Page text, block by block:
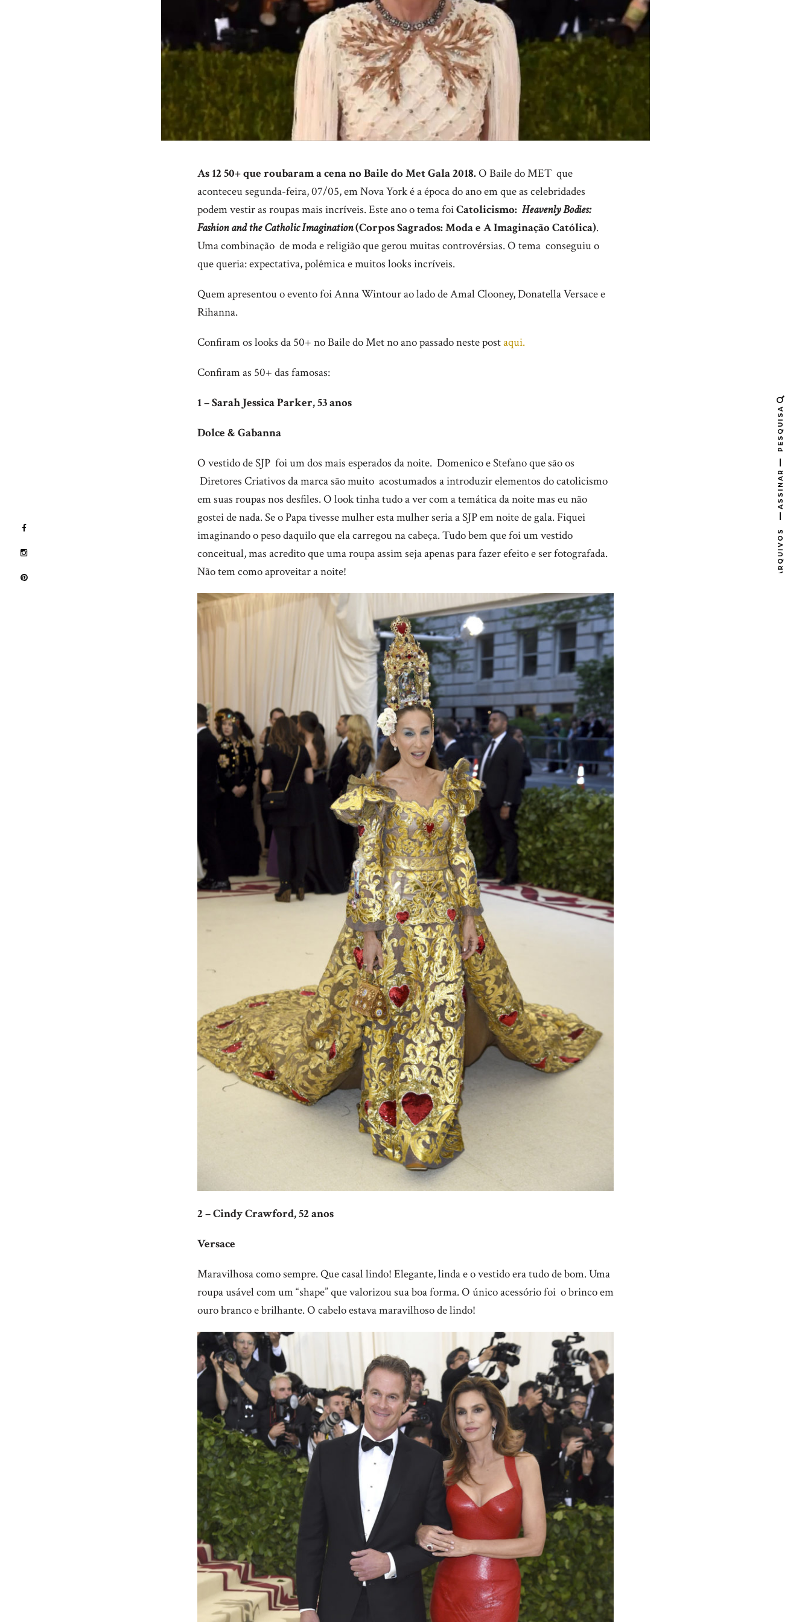
As 12 50+ que roubaram a cena no Baile do Met Gala 2018.O Baile do MET que
aconteceu segunda-feira, 07/05, em Nova York é a época do ano em que as celebridades
podem vestir as roupas mais incríveis. Este ano o tema foiCatolicismo: Heavenly Bodies:
Fashion and the Catholic Imagination(Corpos Sagrados: Moda e A Imaginação Católica).
Uma combinação de moda e religião que gerou muitas controvérsias. O tema conseguiu o
que queria: expectativa, polêmica e muitos looks incríveis.
Quem apresentou o evento foi Anna Wintour ao lado de Amal Clooney, Donatella Versace e
Rihanna.
Confiram os looks da 50+ no Baile do Met no ano passado neste postaqui.
Confiram as 50+ das famosas:
1 – Sarah Jessica Parker, 53 anos
Dolce & Gabanna
O vestido de SJP foi um dos mais esperados da noite. Domenico e Stefano que são os
Diretores Criativos da marca são muito acostumados a introduzir elementos do catolicismo
em suas roupas nos desfiles. O look tinha tudo a ver com a temática da noite mas eu não
gostei de nada. Se o Papa tivesse mulher esta mulher seria a SJP em noite de gala. Fiquei
imaginando o peso daquilo que ela carregou na cabeça. Tudo bem que foi um vestido
conceitual, mas acredito que uma roupa assim seja apenas para fazer efeito e ser fotografada.
Não tem como aproveitar a noite!
2 – Cindy Crawford, 52 anos
Versace
Maravilhosa como sempre. Que casal lindo! Elegante, linda e o vestido era tudo de bom. Uma
roupa usável com um “shape” que valorizou sua boa forma. O único acessório foi o brinco em
ouro branco e brilhante. O cabelo estava maravilhoso de lindo!
PESQUISA
ASSINAR
ARQUIVOS